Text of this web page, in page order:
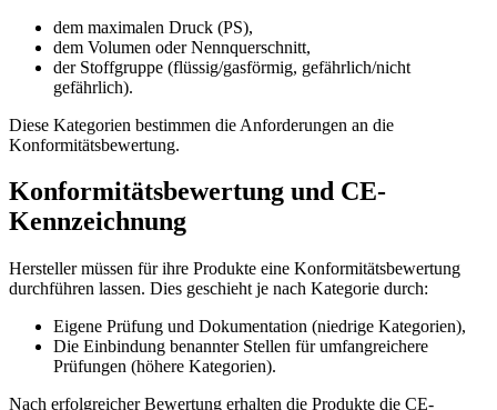
dem maximalen Druck (PS),
dem Volumen oder Nennquerschnitt,
der Stoffgruppe (flüssig/gasförmig, gefährlich/nicht
gefährlich).
Diese Kategorien bestimmen die Anforderungen an die
Konformitätsbewertung.
Konformitätsbewertung und CE-
Kennzeichnung
Hersteller müssen für ihre Produkte eine Konformitätsbewertung
durchführen lassen. Dies geschieht je nach Kategorie durch:
Eigene Prüfung und Dokumentation (niedrige Kategorien),
Die Einbindung benannter Stellen für umfangreichere
Prüfungen (höhere Kategorien).
Nach erfolgreicher Bewertung erhalten die Produkte die CE-